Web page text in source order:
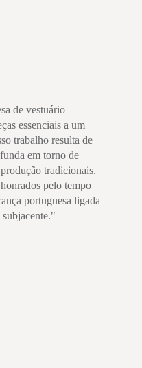
de vestuário
essenciais a um
trabalho resulta de
em torno de
tradicionais.
honrados pelo tempo
portuguesa ligada